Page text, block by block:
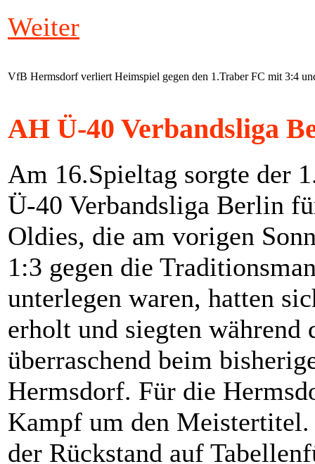
Weiter
VfB Hermsdorf verliert Heimspiel gegen den 1.Traber FC mit 3:4
AH Ü-40 Verbandsliga
Am 16.Spieltag sorgte der
Ü-40 Verbandsliga Berlin
Oldies, die am vorigen
1:3 gegen die
unterlegen waren, hatten
erholt und siegten während
überraschend beim
Hermsdorf. Für die
Kampf um den
der Rückstand auf